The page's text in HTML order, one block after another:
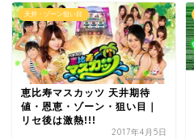
天井・ゾーン狙い目
恵比寿マスカッツ 天井期待
値・恩恵・ゾーン・狙い目｜
リセ後は激熱!!!
2017年4月5日